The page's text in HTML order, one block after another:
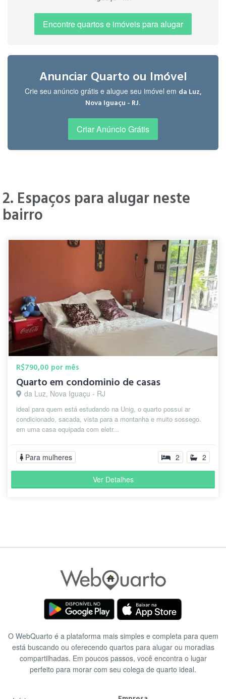
Encontre quartos e imóveis para alugar
Anunciar Quarto ou Imóvel
Crie seu anúncio grátis e alugue seu imóvel em da Luz,
Nova Iguaçu - RJ.
Criar Anúncio Grátis
2. Espaços para alugar neste
bairro
R$790,00 por mês
Quarto em condominio de casas
da Luz, Nova Iguaçu - RJ
ideal para quem está estudando na Unig, o quarto possui ar
condicionado, sacada, vista para a montanha e muito sossego.
em uma casa equipada com eletr...
Para mulheres 2 2
Ver Detalhes
O WebQuarto é a plataforma mais simples e completa para quem
está buscando ou oferecendo quartos para alugar ou moradias
compartilhadas. Em poucos passos, você encontra o lugar
perfeito para morar com seu colega de quarto ideal.